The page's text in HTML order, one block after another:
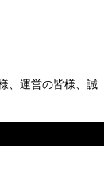
、運営の皆様、誠